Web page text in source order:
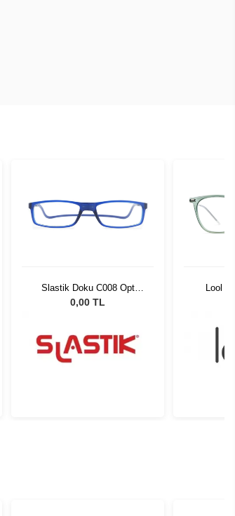
Slastik Doku C008 Opt
1055081
0,00 TL
Lool